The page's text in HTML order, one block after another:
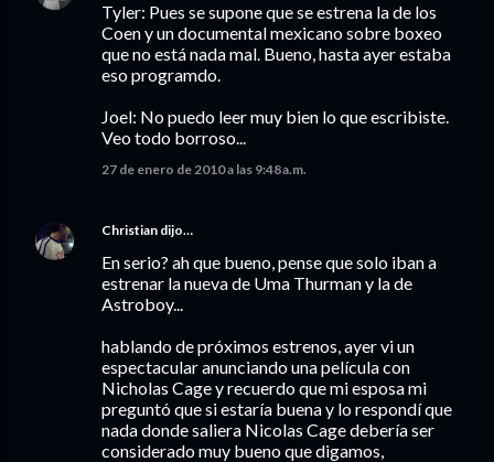
Tyler: Pues se supone que se estrena la de los
Coen y un documental mexicano sobre boxeo
que no está nada mal. Bueno, hasta ayer estaba
eso programdo.
Joel: No puedo leer muy bien lo que escribiste.
Veo todo borroso...
27 de enero de 2010 a las 9:48 a.m.
Christian dijo…
En serio? ah que bueno, pense que solo iban a
estrenar la nueva de Uma Thurman y la de
Astroboy...
hablando de próximos estrenos, ayer vi un
espectacular anunciando una película con
Nicholas Cage y recuerdo que mi esposa mi
preguntó que si estaría buena y lo respondí que
nada donde saliera Nicolas Cage debería ser
considerado muy bueno que digamos,